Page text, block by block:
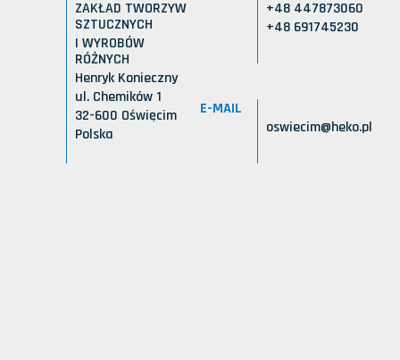
ZAKŁAD TWORZYW
SZTUCZNYCH
I WYROBÓW
RÓŻNYCH
Henryk Konieczny
ul. Chemików 1
32-600 Oświęcim
Polska
+48 447873060
+48 691745230
E-MAIL
oswiecim@heko.pl